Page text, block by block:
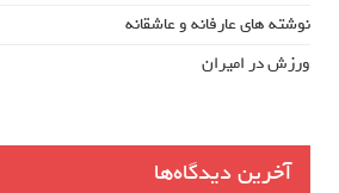
نوشته های عارفانه و عاشقانه
ورزش در امیران
آخرین دیدگاه‌ها